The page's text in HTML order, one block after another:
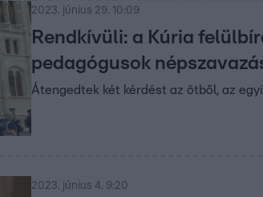
2023. június 29. 10:09
Rendkívüli: a Kúria
pedagógusok
Átengedtek két kérdést az ötből, az
2023. június 4. 9:20